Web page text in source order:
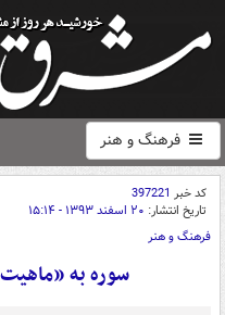
فرهنگ و هنر
کد خبر 397221
تاریخ انتشار: ۲۰ اسفند ۱۳۹۳ - ۱۵:۱۴
فرهنگ و هنر
سوره به